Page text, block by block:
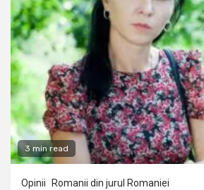
3 min read
Opinii Romanii din jurul Romaniei